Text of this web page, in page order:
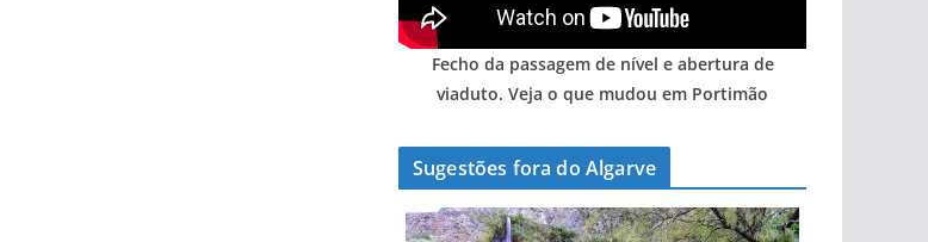
Fecho da passagem de nível e abertura de
viaduto. Veja o que mudou em Portimão
Sugestões fora do Algarve